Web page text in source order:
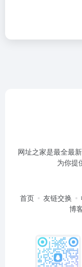
网址之家是最全最
为你提
首页 友链交换
博